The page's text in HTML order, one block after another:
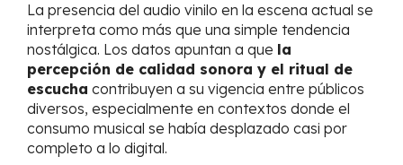
La presencia del audio vinilo en la escena actual se
interpreta como más que una simple tendencia
nostálgica. Los datos apuntan a que la
percepción de calidad sonora y el ritual de
escucha contribuyen a su vigencia entre públicos
diversos, especialmente en contextos donde el
consumo musical se había desplazado casi por
completo a lo digital.